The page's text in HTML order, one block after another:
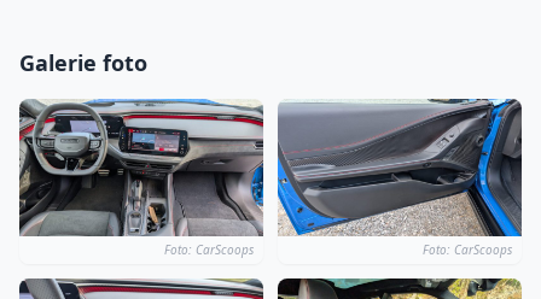
Galerie foto
Foto: CarScoops Foto: CarScoops